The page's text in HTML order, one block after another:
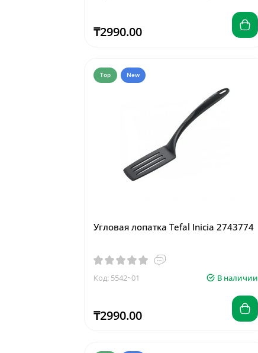
₸2990.00
Top New
Угловая лопатка Tefal Inicia 2743774
Код: 5542~01 В наличии
₸2990.00